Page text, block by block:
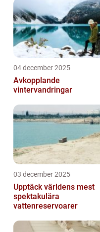
04 december 2025
Avkopplande
vintervandringar
03 december 2025
Upptäck världens mest
spektakulära
vattenreservoarer